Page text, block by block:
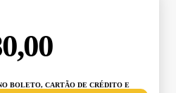
BOLETO, CARTÃO DE CRÉDITO E